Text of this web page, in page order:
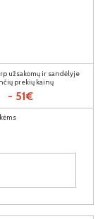
užsakomų ir sandėlyje
prekių kainų
- 51€